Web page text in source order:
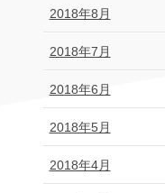
2018年8月
2018年7月
2018年6月
2018年5月
2018年4月